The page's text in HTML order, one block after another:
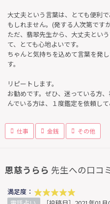
大丈夫という言葉は、とても便利
もしれません。(発する人次第です
ただ、翡翆先生から、大丈夫とい
て、とても心地よいです。
ちゃんと気持ちを込めて言葉を発
す。
リピートします。
お勧めです。ぜひ、迷っている方
んでいる方は、１度鑑定を依頼し
仕事 金銭 その他
恩慈うらら 先生への口コ
満足度：